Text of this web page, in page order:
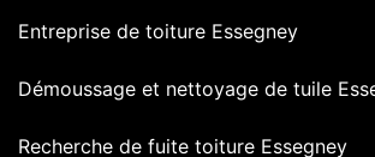
Entreprise de toiture Essegney
Démoussage et nettoyage de tuile
Recherche de fuite toiture Essegney